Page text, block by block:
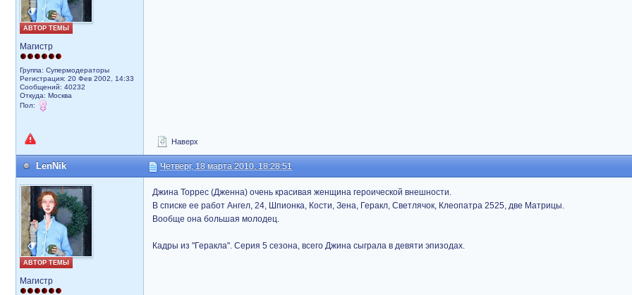
АВТОР ТЕМЫ
Магистр
Группа: Супермодераторы
Регистрация: 20 Фев 2002, 14:33
Сообщений: 40232
Откуда: Москва
Пол:
Наверх
LenNik Четверг, 18 марта 2010, 18:28:51
АВТОР ТЕМЫ
Магистр
Джина Торрес (Дженна) очень красивая женщина героической внешности.
В списке ее работ Ангел, 24, Шпионка, Кости, Зена, Геракл, Светлячок, Клеопатра 2525, две Матрицы.
Вообще она большая молодец.
Кадры из "Геракла". Серия 5 сезона, всего Джина сыграла в девяти эпизодах.